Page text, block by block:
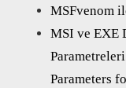
MSFvenom
MSI ve EXE
Parameters